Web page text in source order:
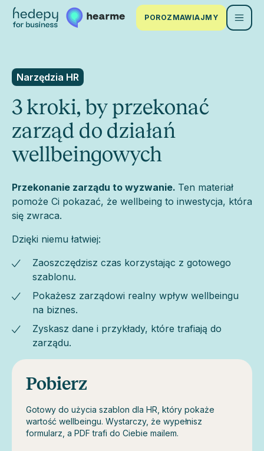
POROZMAWIAJMY
Narzędzia HR
3 kroki, by przekonać
zarząd do działań
wellbeingowych
Przekonanie zarządu to wyzwanie. Ten materiał
pomoże Ci pokazać, że wellbeing to inwestycja, która
się zwraca.
Dzięki niemu łatwiej:
Zaoszczędzisz czas korzystając z gotowego
szablonu.
Pokażesz zarządowi realny wpływ wellbeingu
na biznes.
Zyskasz dane i przykłady, które trafiają do
zarządu.
Pobierz
Gotowy do użycia szablon dla HR, który pokaże
wartość wellbeingu. Wystarczy, że wypełnisz
formularz, a PDF trafi do Ciebie mailem.